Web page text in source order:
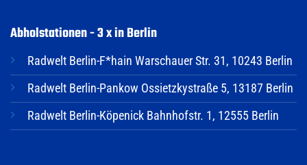
Abholstationen - 3 x in Berlin
Radwelt Berlin-F*hain Warschauer Str. 31, 10243 Berlin
Radwelt Berlin-Pankow Ossietzkystraße 5, 13187 Berlin
Radwelt Berlin-Köpenick Bahnhofstr. 1, 12555 Berlin